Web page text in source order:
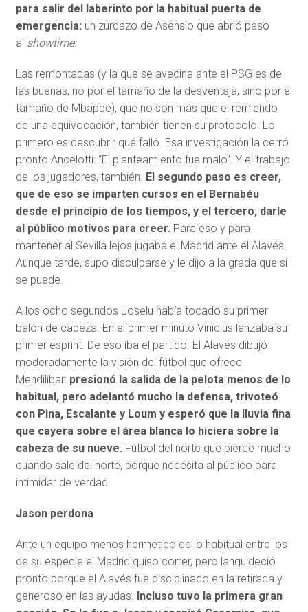
para salir del laberinto por la habitual puerta de
emergencia: un zurdazo de Asensio que abrió paso
al showtime.
Las remontadas (y la que se avecina ante el PSG es de
las buenas, no por el tamaño de la desventaja, sino por el
tamaño de Mbappé), que no son más que el remiendo
de una equivocación, también tienen su protocolo. Lo
primero es descubrir qué falló. Esa investigación la cerró
pronto Ancelotti: “El planteamiento fue malo”. Y el trabajo
de los jugadores, también. El segundo paso es creer,
que de eso se imparten cursos en el Bernabéu
desde el principio de los tiempos, y el tercero, darle
al público motivos para creer. Para eso y para
mantener al Sevilla lejos jugaba el Madrid ante el Alavés.
Aunque tarde, supo disculparse y le dijo a la grada que sí
se puede.
A los ocho segundos Joselu había tocado su primer
balón de cabeza. En el primer minuto Vinicius lanzaba su
primer esprint. De eso iba el partido. El Alavés dibujó
moderadamente la visión del fútbol que ofrece
Mendilibar: presionó la salida de la pelota menos de lo
habitual, pero adelantó mucho la defensa, trivoteó
con Pina, Escalante y Loum y esperó que la lluvia fina
que cayera sobre el área blanca lo hiciera sobre la
cabeza de su nueve. Fútbol del norte que pierde mucho
cuando sale del norte, porque necesita al público para
intimidar de verdad.
Jason perdona
Ante un equipo menos hermético de lo habitual entre los
de su especie el Madrid quiso correr, pero languideció
pronto porque el Alavés fue disciplinado en la retirada y
generoso en las ayudas. Incluso tuvo la primera gran